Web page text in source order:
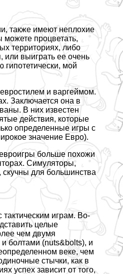
также имеют неплохие
можете процветать,
территориях, либо
или выиграть ее очень
гипотетически, мой
и варгeймом.
Заключается она в
В них известен
действия, которые
определенные игры с
значение Евро).
больше похожи
Симуляторы,
скучны для большинства
играм. Во-
целые
чем двумя
болтами (nuts&bolts), и
веке, чем
стычки, как в
успех зависит от того,